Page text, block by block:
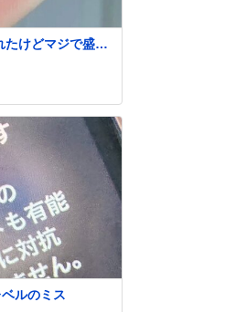
けどマジで盛れ
ルのミス